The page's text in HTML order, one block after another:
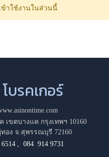
าใช้งานในส่วนนี้
บรคเกอร์
เขตบางแค กรุงเทพฯ 10160
อง จ.สุพรรณบุรี 72160
6514 ,084 914 9731